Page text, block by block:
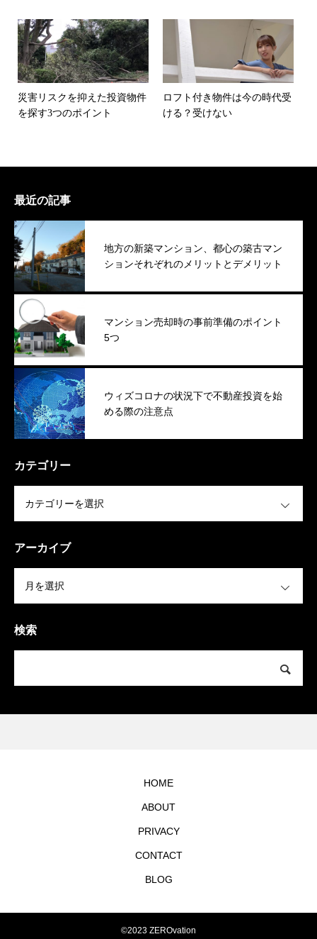
災害リスクを抑えた投資物件
を探す3つのポイント
ロフト付き物件は今の時代受
ける？受けない
最近の記事
地方の新築マンション、都心の築古マン
ションそれぞれのメリットとデメリット
マンション売却時の事前準備のポイント
5つ
ウィズコロナの状況下で不動産投資を始
める際の注意点
カテゴリー
アーカイブ
検索
HOME
ABOUT
PRIVACY
CONTACT
BLOG
©2023 ZEROvation